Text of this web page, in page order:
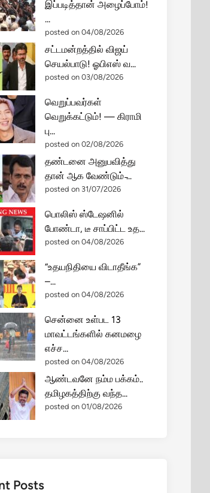
இப்படித்தான் அழைப்போம்!
...
posted on 04/08/2026
சட்டமன்றத்தில் விஜய்
செயல்பாடு! ஓபிஎஸ் வ...
posted on 03/08/2026
வெறுப்பவர்கள்
வெறுக்கட்டும்! — கிராமி
பு...
posted on 02/08/2026
தண்டனை அனுபவித்து
தான் ஆக வேண்டும் ̵...
posted on 31/07/2026
பொலிஸ் ஸ்டேஷனில்
போண்டா, டீ சாப்பிட்ட உத...
posted on 04/08/2026
“உதயநிதியை விடாதீங்க”
–...
posted on 04/08/2026
சென்னை உள்பட 13
மாவட்டங்களில் கனமழை
எச்ச...
posted on 04/08/2026
ஆண்டவனே நம்ம பக்கம்..
தமிழகத்திற்கு வந்த...
posted on 01/08/2026
Posts